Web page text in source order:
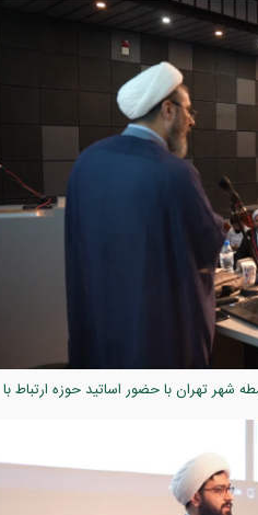
تهران با حضور اساتید حوزه ارتباط با